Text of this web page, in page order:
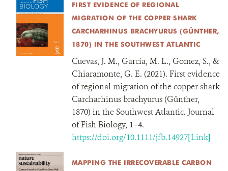
FIRST EVIDENCE OF REGIONAL
MIGRATION OF THE COPPER SHARK
CARCHARHINUS BRACHYURUS (GÜNTHER,
1870) IN THE SOUTHWEST ATLANTIC
Cuevas, J. M., García, M. L., Gomez, S., &
Chiaramonte, G. E. (2021). First evidence
of regional migration of the copper shark
Carcharhinus brachyurus (Günther,
1870) in the Southwest Atlantic. Journal
of Fish Biology, 1–4.
https://doi.org/10.1111/jfb.14927[Link]
MAPPING THE IRRECOVERABLE CARBON